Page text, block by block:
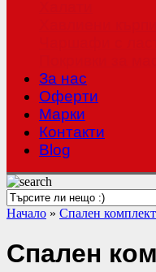
За нас
Оферти
Mарки
Контакти
Blog
Начало » Спален
Спален